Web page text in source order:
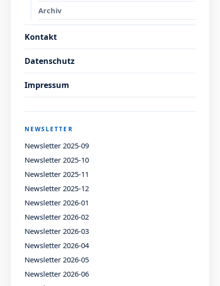
Archiv
Kontakt
Datenschutz
Impressum
NEWSLETTER
Newsletter 2025-09
Newsletter 2025-10
Newsletter 2025-11
Newsletter 2025-12
Newsletter 2026-01
Newsletter 2026-02
Newsletter 2026-03
Newsletter 2026-04
Newsletter 2026-05
Newsletter 2026-06